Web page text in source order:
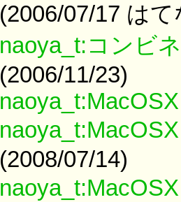
(2006/07/17 は
naoya_t:コンビ
(2006/11/23)
naoya_t:MacOSX
(2008/07/14)